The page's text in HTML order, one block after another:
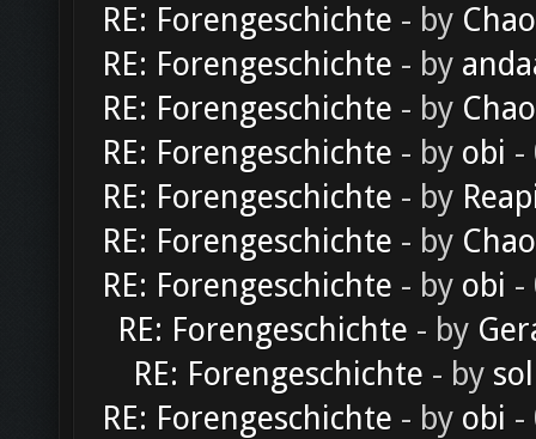
RE: Forengeschichte - by
RE: Forengeschichte - by
RE: Forengeschichte - by
RE: Forengeschichte - by obi -
RE: Forengeschichte - by
RE: Forengeschichte - by
RE: Forengeschichte - by obi -
RE: Forengeschichte - by
RE: Forengeschichte - by
RE: Forengeschichte - by obi -